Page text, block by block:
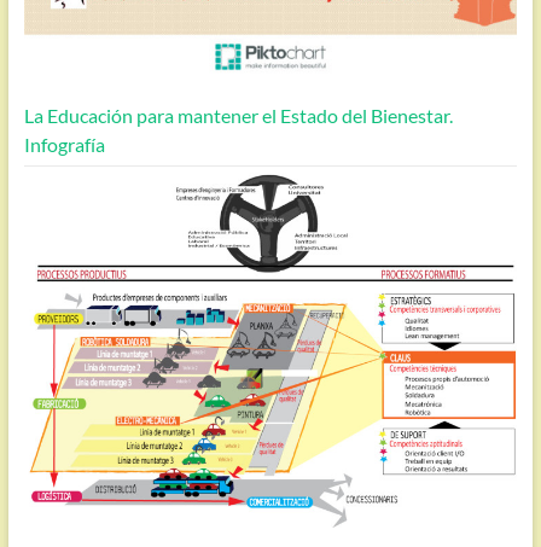
La Educación para mantener el Estado del Bienestar.
Infografía